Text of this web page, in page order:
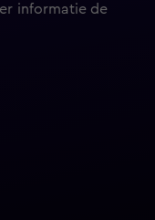
informatie de